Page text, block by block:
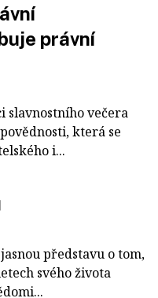
právní
slavnostního večera
která se
i...
představu o tom,
svého života